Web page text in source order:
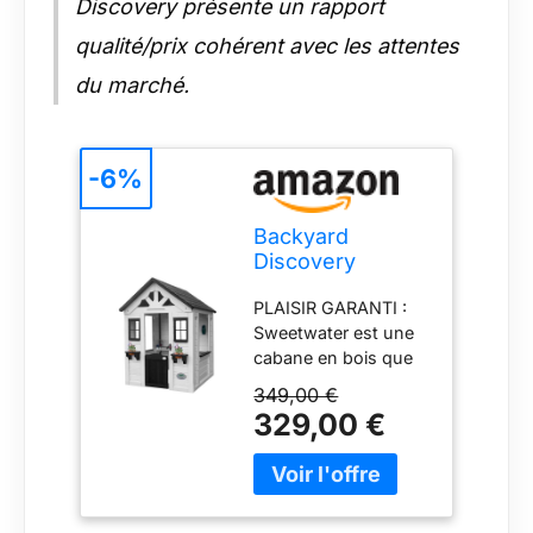
Discovery présente un rapport
qualité/prix cohérent avec les attentes
du marché.
Backyard
Discovery
Cabane
Extérieur Bois
pour Enfant -
Blanche/Noire |
Maisonnette De
Jeux pour Jardin
| avec Cuisine,
Accessoires Et
Fenêtres - 117 X
PLAISIR GARANTI :
Sweetwater est une
cabane en bois que
vont adorer ! Elle a de
larges fenêtres et est
équipée de supports
pour les pots de
349,00 €
329,00 €
-6%